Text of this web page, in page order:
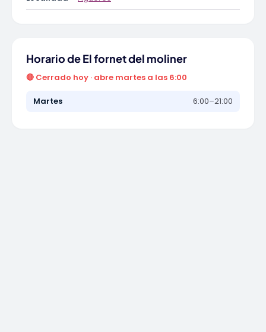
Horario de El fornet del moliner
🔴 Cerrado hoy · abre martes a las 6:00
Martes 6:00–21:00